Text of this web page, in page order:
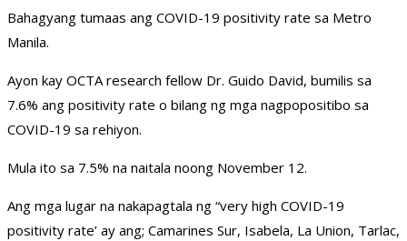
Bahagyang tumaas ang COVID-19 positivity rate sa Metro
Manila.
Ayon kay OCTA research fellow Dr. Guido David, bumilis sa
7.6% ang positivity rate o bilang ng mga nagpopositibo sa
COVID-19 sa rehiyon.
Mula ito sa 7.5% na naitala noong November 12.
Ang mga lugar na nakapagtala ng “very high COVID-19
positivity rate’ ay ang; Camarines Sur, Isabela, La Union, Tarlac,